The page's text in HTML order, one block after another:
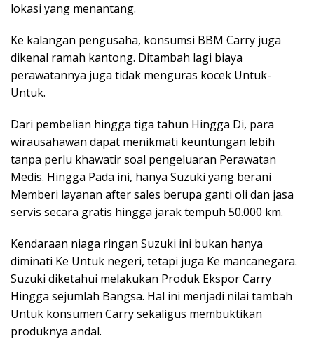
lokasi yang menantang.
Ke kalangan pengusaha, konsumsi BBM Carry juga
dikenal ramah kantong. Ditambah lagi biaya
perawatannya juga tidak menguras kocek Untuk-
Untuk.
Dari pembelian hingga tiga tahun Hingga Di, para
wirausahawan dapat menikmati keuntungan lebih
tanpa perlu khawatir soal pengeluaran Perawatan
Medis. Hingga Pada ini, hanya Suzuki yang berani
Memberi layanan after sales berupa ganti oli dan jasa
servis secara gratis hingga jarak tempuh 50.000 km.
Kendaraan niaga ringan Suzuki ini bukan hanya
diminati Ke Untuk negeri, tetapi juga Ke mancanegara.
Suzuki diketahui melakukan Produk Ekspor Carry
Hingga sejumlah Bangsa. Hal ini menjadi nilai tambah
Untuk konsumen Carry sekaligus membuktikan
produknya andal.